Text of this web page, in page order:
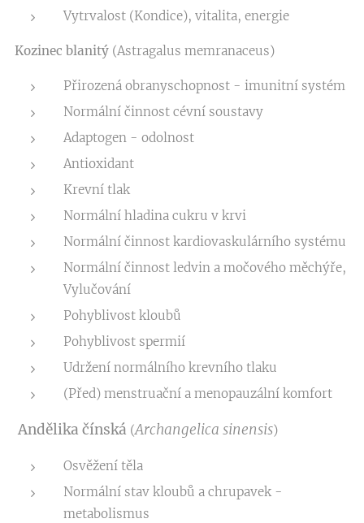
Vytrvalost (Kondice), vitalita, energie
Kozinec blanitý (Astragalus memranaceus)
Přirozená obranyschopnost - imunitní systém
Normální činnost cévní soustavy
Adaptogen - odolnost
Antioxidant
Krevní tlak
Normální hladina cukru v krvi
Normální činnost kardiovaskulárního systému
Normální činnost ledvin a močového měchýře,
Vylučování
Pohyblivost kloubů
Pohyblivost spermií
Udržení normálního krevního tlaku
(Před) menstruační a menopauzální komfort
Andělika čínská (Archangelica sinensis)
Osvěžení těla
Normální stav kloubů a chrupavek -
metabolismus